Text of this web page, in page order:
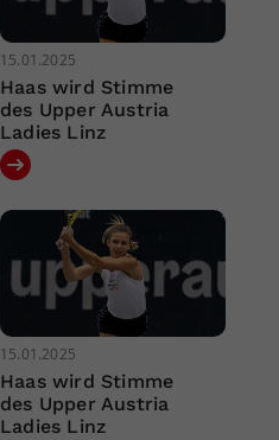
15.01.2025
Haas wird Stimme
des Upper Austria
Ladies Linz
15.01.2025
Haas wird Stimme
des Upper Austria
Ladies Linz